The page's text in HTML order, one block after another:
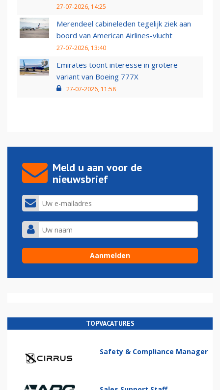
27-07-2026, 14:25
Merendeel cabineleden tegelijk ziek aan
boord van American Airlines-vlucht
27-07-2026, 13:40
Emirates toont interesse in grotere
variant van Boeing 777X
27-07-2026, 11:58
Meld u aan voor de
nieuwsbrief
TOPVACATURES
Safety & Compliance Manager